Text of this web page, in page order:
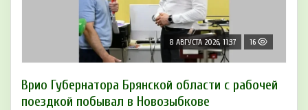
8 АВГУСТА 2026, 11:37 16
Врио Губернатора Брянской области с рабочей
поездкой побывал в Новозыбкове